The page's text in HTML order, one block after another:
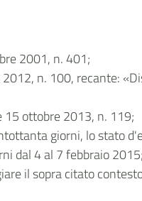
2001, n. 401;
n. 100, recante:
15 ottobre 2013, n. 119;
giorni, lo stato
dal 4 al 7 febbraio 2015;
il sopra citato